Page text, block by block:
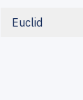
Euclid